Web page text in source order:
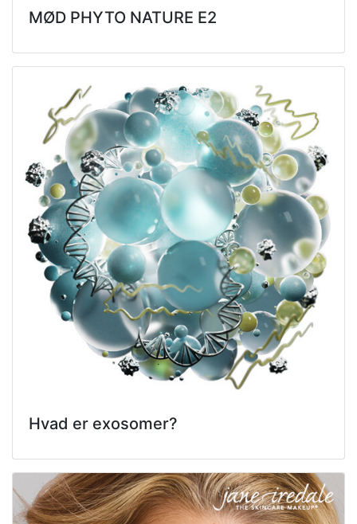
MØD PHYTO NATURE E2
Hvad er exosomer?